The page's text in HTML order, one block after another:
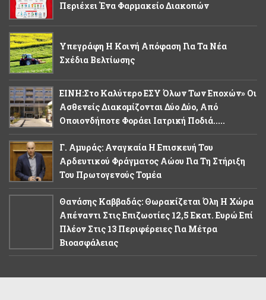
Περιέχει Ένα Φαρμακείο Διακοπών
Υπεγράφη Η Κοινή Απόφαση Για Τα Νέα
Σχέδια Βελτίωσης
ΕΙΝΗ:Στο Καλύτερο ΕΣΥ Όλων Των Εποχών» Οι
Ασθενείς Διακομίζονται Δύο Δύο, Από
Οποιονδήποτε Φοράει Ιατρική Ποδιά.....
Γ. Αμυράς: Αναγκαία Η Επισκευή Του
Αρδευτικού Φράγματος Αώου Για Τη Στήριξη
Του Πρωτογενούς Τομέα
Θανάσης Καββαδάς: Θωρακίζεται Όλη Η Χώρα
Απέναντι Στις Επιζωοτίες 12,5 Εκατ. Ευρώ Επί
Πλέον Στις 13 Περιφέρειες Για Μέτρα
Βιοασφάλειας